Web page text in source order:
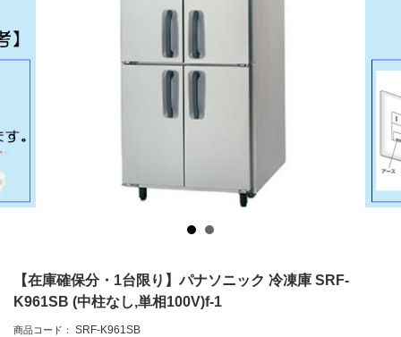
【在庫確保分・1台限り】パナソニック 冷凍庫 SRF-
K961SB (中柱なし,単相100V)f-1
商品コード： SRF-K961SB